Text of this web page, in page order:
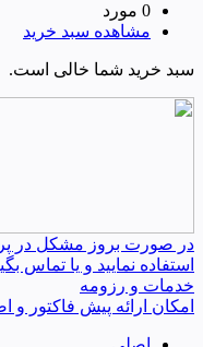
0 مورد
مشاهده سبد خرید
سبد خرید شما خالی است.
در صورت بروز مشکل در
استفاده نمایید و یا تماس
خدمات و رزومه
امکان ارائه پیش فاکتور